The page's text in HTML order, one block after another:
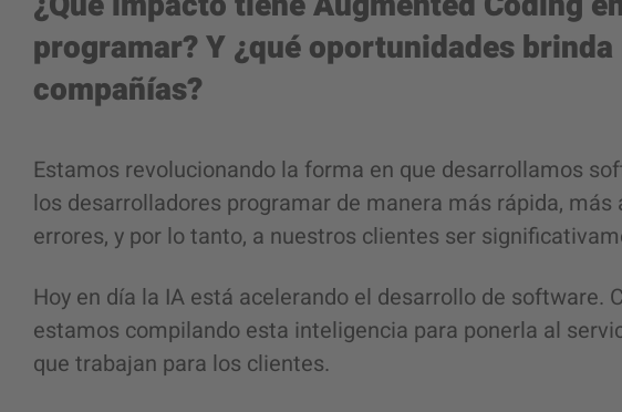
programar? Y ¿qué oportunidades
compañías?
Estamos revolucionando la forma en que desarrollamos
los desarrolladores programar de manera más rápida, más
errores, y por lo tanto, a nuestros clientes ser
Hoy en día la IA está acelerando el desarrollo de software.
estamos compilando esta inteligencia para ponerla al
que trabajan para los clientes.